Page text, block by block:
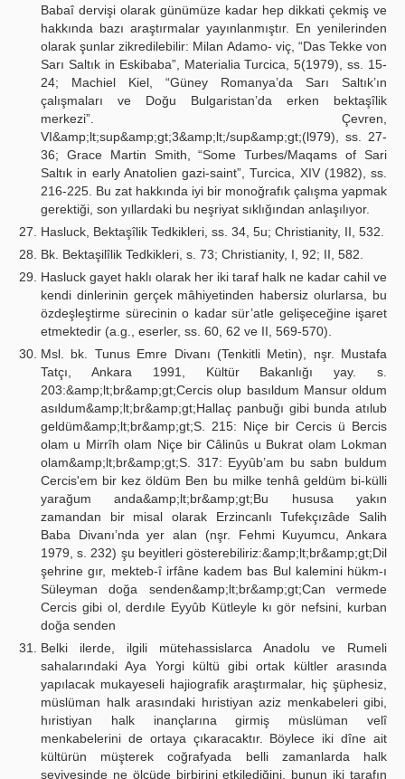
Babaî dervişi olarak günümüze kadar hep dikkati çekmiş ve
hakkında bazı araştırmalar yayınlanmıştır. En yenilerinden
olarak şunlar zikredilebilir: Milan Adamo- viç, “Das Tekke von
Sarı Saltık in Eskibaba”, Materialia Turcica, 5(1979), ss. 15-
24; Machiel Kiel, “Güney Romanya’da Sarı Saltık’ın
çalışmaları ve Doğu Bulgaristan’da erken bektaşîlik
merkezi”. Çevren,
VI&amp;lt;sup&amp;gt;3&amp;lt;/sup&amp;gt;(l979), ss. 27-
36; Grace Martin Smith, “Some Turbes/Maqams of Sari
Saltık in early Anatolien gazi-saint”, Turcica, XIV (1982), ss.
216-225. Bu zat hakkında iyi bir monoğrafık çalışma yapmak
gerektiği, son yıllardaki bu neşriyat sıklığından anlaşılıyor.
Hasluck, Bektaşîlik Tedkikleri, ss. 34, 5u; Christianity, II, 532.
Bk. Bektaşilîlik Tedkikleri, s. 73; Christianity, I, 92; II, 582.
Hasluck gayet haklı olarak her iki taraf halk ne kadar cahil ve
kendi dinlerinin gerçek mâhiyetinden habersiz olurlarsa, bu
özdeşleştirme sürecinin o kadar sür’atle gelişeceğine işaret
etmektedir (a.g., eserler, ss. 60, 62 ve II, 569-570).
Msl. bk. Tunus Emre Divanı (Tenkitli Metin), nşr. Mustafa
Tatçı, Ankara 1991, Kültür Bakanlığı yay. s.
203:&amp;lt;br&amp;gt;Cercis olup basıldum Mansur oldum
asıldum&amp;lt;br&amp;gt;Hallaç panbuğı gibi bunda atılub
geldüm&amp;lt;br&amp;gt;S. 215: Niçe bir Cercis ü Bercis
olam u Mirrîh olam Niçe bir Câlinûs u Bukrat olam Lokman
olam&amp;lt;br&amp;gt;S. 317: Eyyûb’am bu sabn buldum
Cercis'em bir kez öldüm Ben bu milke tenhâ geldüm bi-külli
yarağum anda&amp;lt;br&amp;gt;Bu hususa yakın
zamandan bir misal olarak Erzincanlı Tufekçızâde Salih
Baba Divanı’nda yer alan (nşr. Fehmi Kuyumcu, Ankara
1979, s. 232) şu beyitleri gösterebiliriz:&amp;lt;br&amp;gt;Dil
şehrine gır, mekteb-î irfâne kadem bas Bul kalemini hükm-ı
Süleyman doğa senden&amp;lt;br&amp;gt;Can vermede
Cercis gibi ol, derdıle Eyyûb Kütleyle kı gör nefsini, kurban
doğa senden
Belki ilerde, ilgili mütehassislarca Anadolu ve Rumeli
sahalarındaki Aya Yorgi kültü gibi ortak kültler arasında
yapılacak mukayeseli hajiografik araştırmalar, hiç şüphesiz,
müslüman halk arasındaki hıristiyan aziz menkabeleri gibi,
hıristiyan halk inançlarına girmiş müslüman velî
menkabelerini de ortaya çıkaracaktır. Böylece iki dîne ait
kültürün müşterek coğrafyada belli zamanlarda halk
seviyesinde ne ölçüde birbirini etkilediğini, bunun iki tarafın